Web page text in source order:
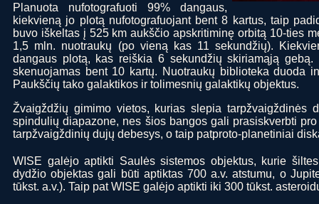
Planuota nufotografuoti 99% dangaus,
kiekvieną jo plotą nufotografuojant bent 8 kartus, taip
buvo iškeltas į 525 km aukščio apskritiminę orbitą 10-ties
1,5 mln. nuotraukų (po vieną kas 11 sekundžių).
dangaus plotą, kas reiškia 6 sekundžių skiriamąją
skenuojamas bent 10 kartų. Nuotraukų biblioteka duoda
Paukščių tako galaktikos ir tolimesnių galaktikų objektus.
Žvaigždžių gimimo vietos, kurias slepia tarpžvaigždinės
spindulių diapazone, nes šios bangos gali prasiskverbti
tarpžvaigždinių dujų debesys, o taip patproto-planetiniai
WISE galėjo aptikti Saulės sistemos objektus, kurie
dydžio objektas gali būti aptiktas 700 a.v. atstumu, o
tūkst. a.v.). Taip pat WISE galėjo aptikti iki 300 tūkst.